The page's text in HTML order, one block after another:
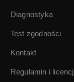
Diagnostyka
Test zgodności
Kontakt
Regulamin i